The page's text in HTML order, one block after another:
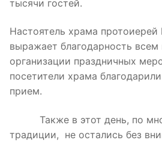
тысячи гостей.
Настоятель храма
выражает благодарность
организации праздничных
посетители храма
прием.
Также в этот день, по
традиции, не остались без